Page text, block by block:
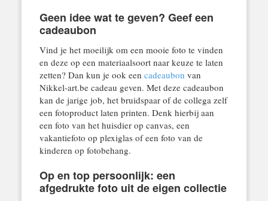
Geen idee wat te geven? Geef een
cadeaubon
Vind je het moeilijk om een mooie foto te vinden
en deze op een materiaalsoort naar keuze te laten
zetten? Dan kun je ook een cadeaubon van
Nikkel-art.be cadeau geven. Met deze cadeaubon
kan de jarige job, het bruidspaar of de collega zelf
een fotoproduct laten printen. Denk hierbij aan
een foto van het huisdier op canvas, een
vakantiefoto op plexiglas of een foto van de
kinderen op fotobehang.
Op en top persoonlijk: een
afgedrukte foto uit de eigen collectie